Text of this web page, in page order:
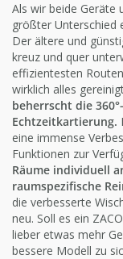
Als wir beide Geräte
größter Unterschied
Der ältere und
kreuz und quer
effizientesten
wirklich alles
beherrscht die
Echtzeitkartierung.
eine immense
Funktionen zur
Räume individuell
raumspezifische
die verbesserte
neu. Soll es ein
lieber etwas mehr
bessere Modell zu